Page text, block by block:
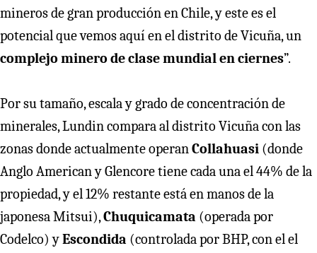
mineros de gran producción en Chile, y este es el
potencial que vemos aquí en el distrito de Vicuña, un
complejo minero de clase mundial en ciernes”.
Por su tamaño, escala y grado de concentración de
minerales, Lundin compara al distrito Vicuña con las
zonas donde actualmente operanCollahuasi (donde
Anglo American y Glencore tiene cada una el 44% de la
propiedad, y el 12% restante está en manos de la
japonesa Mitsui),Chuquicamata (operada por
Codelco) yEscondida (controlada por BHP, con el el